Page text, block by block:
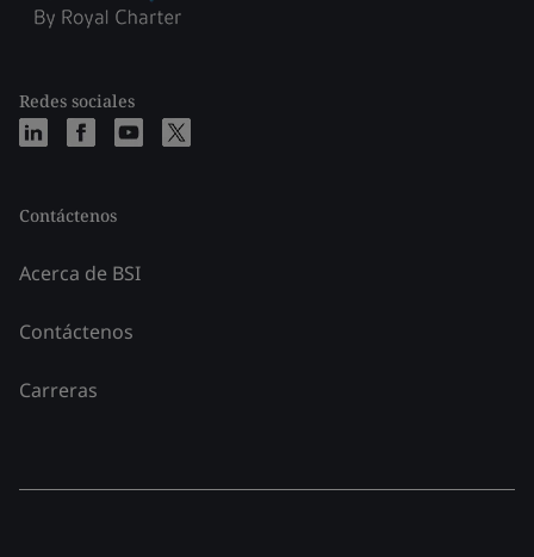
Redes sociales
Contáctenos
Acerca de BSI
Contáctenos
Carreras